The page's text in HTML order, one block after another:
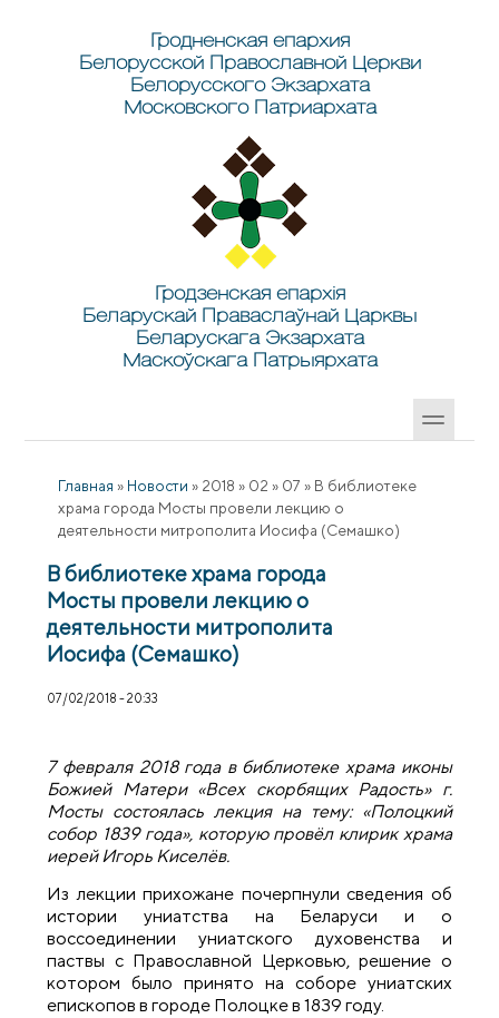
Гродненская епархия
Белорусской Православной Церкви
Белорусского Экзархата
Московского Патриархата
Гродзенская епархія
Беларускай Праваслаўнай Царквы
Беларускага Экзархата
Маскоўскага Патрыярхата
Главная » Новости » 2018 » 02 » 07 » В библиотеке
храма города Мосты провели лекцию о
деятельности митрополита Иосифа (Семашко)
В библиотеке храма города
Мосты провели лекцию о
деятельности митрополита
Иосифа (Семашко)
07/02/2018 - 20:33
7 февраля 2018 года в библиотеке храма иконы
Божией Матери «Всех скорбящих Радость» г.
Мосты состоялась лекция на тему: «Полоцкий
собор 1839 года», которую провёл клирик храма
иерей Игорь Киселёв.
Из лекции прихожане почерпнули сведения об
истории униатства на Беларуси и о
воссоединении униатского духовенства и
паствы с Православной Церковью, решение о
котором было принято на соборе униатских
епископов в городе Полоцке в 1839 году.